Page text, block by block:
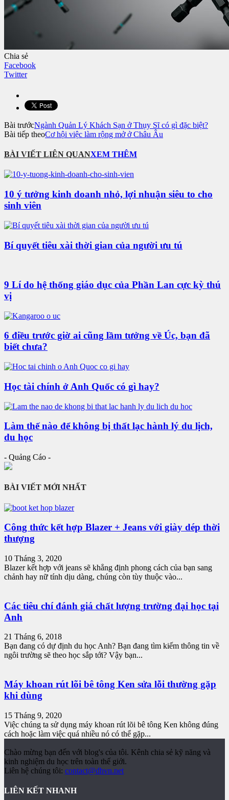
Chia sẻ
Facebook
Twitter
Bài trướcNgành Quản Lý Khách Sạn ở Thụy Sĩ có gì đặc biệt?
Bài tiếp theoCơ hội việc làm rộng mở ở Châu Âu
BÀI VIẾT LIÊN QUANXEM THÊM
10 ý tưởng kinh doanh nhỏ, lợi nhuận siêu to cho
sinh viên
Bí quyết tiêu xài thời gian của người ưu tú
9 Lí do hệ thống giáo dục của Phần Lan cực kỳ thú
vị
6 điều trước giờ ai cũng lầm tưởng về Úc, bạn đã
biết chưa?
Học tài chính ở Anh Quốc có gì hay?
Làm thế nào để không bị thất lạc hành lý du lịch,
du học
- Quảng Cáo -
BÀI VIẾT MỚI NHẤT
Công thức kết hợp Blazer + Jeans với giày dép thời
thượng
10 Tháng 3, 2020
Blazer kết hợp với jeans sẽ khẳng định phong cách của bạn sang
chảnh hay nữ tính dịu dàng, chúng còn tùy thuộc vào...
Các tiêu chí đánh giá chất lượng trường đại học tại
Anh
21 Tháng 6, 2018
Bạn đang có dự định du học Anh? Bạn đang tìm kiếm thông tin về
ngôi trường sẽ theo học sắp tới? Vậy bạn...
Máy khoan rút lõi bê tông Ken sửa lỗi thường gặp
khi dùng
15 Tháng 9, 2020
Việc chúng ta sử dụng máy khoan rút lõi bê tông Ken không đúng
cách hoặc làm việc quá nhiều nó có thể gặp...
Chào mừng bạn đến với blog's của tôi. Kênh chia sẻ kỹ năng và
kinh nghiệm du học trên toàn thế giới.
Liên hệ chúng tôi: contact@dhvn.net
LIÊN KẾT NHANH